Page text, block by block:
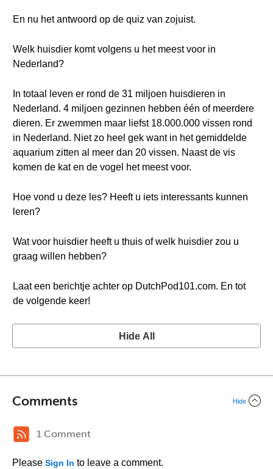
En nu het antwoord op de quiz van zojuist.
Welk huisdier komt volgens u het meest voor in
Nederland?
In totaal leven er rond de 31 miljoen huisdieren in
Nederland. 4 miljoen gezinnen hebben één of meerdere
dieren. Er zwemmen maar liefst 18.000.000 vissen rond
in Nederland. Niet zo heel gek want in het gemiddelde
aquarium zitten al meer dan 20 vissen. Naast de vis
komen de kat en de vogel het meest voor.
Hoe vond u deze les? Heeft u iets interessants kunnen
leren?
Wat voor huisdier heeft u thuis of welk huisdier zou u
graag willen hebben?
Laat een berichtje achter op DutchPod101.com. En tot
de volgende keer!
Hide All
Comments Hide
1 Comment
Please Sign In to leave a comment.